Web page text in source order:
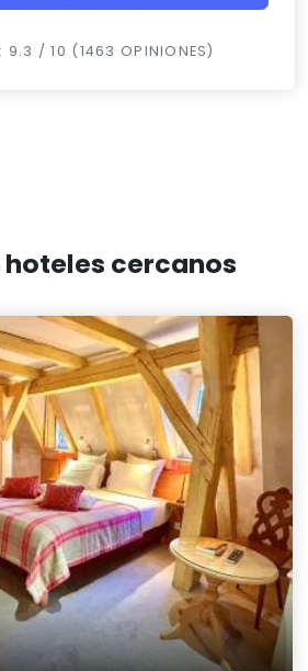
9.3 / 10 (1463 OPINIONES)
cercanos